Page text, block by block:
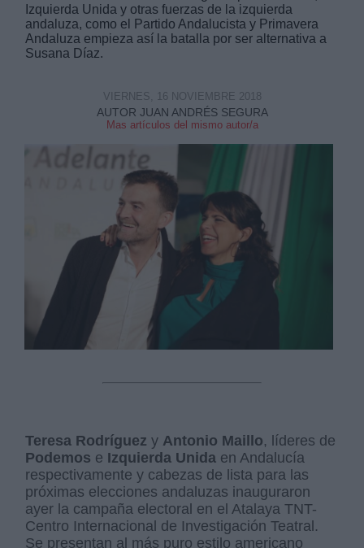
Izquierda Unida y otras fuerzas de la izquierda
andaluza, como el Partido Andalucista y Primavera
Andaluza empieza así la batalla por ser alternativa a
Susana Díaz.
AUTOR JUAN ANDRÉS SEGURA
Mas artículos del mismo autor/a
VIERNES, 16 NOVIEMBRE 2018
Teresa Rodríguez y Antonio Maillo, líderes de
Podemos e Izquierda Unida en Andalucía
respectivamente y cabezas de lista para las
próximas elecciones andaluzas inauguraron
ayer la campaña electoral en el Atalaya TNT-
Centro Internacional de Investigación Teatral.
Se presentan al más puro estilo americano